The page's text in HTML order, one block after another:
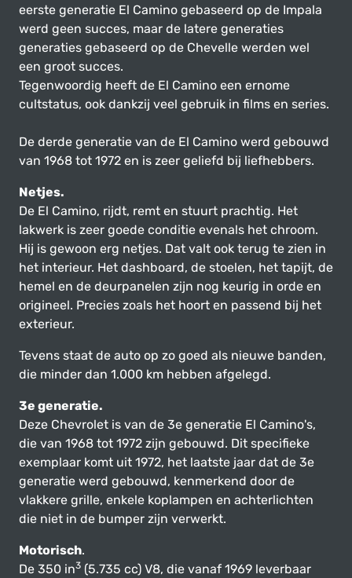
eerste generatie El Camino gebaseerd op de Impala
werd geen succes, maar de latere generaties
generaties gebaseerd op de Chevelle werden wel
een groot succes.
Tegenwoordig heeft de El Camino een ernome
cultstatus, ook dankzij veel gebruik in films en series.
De derde generatie van de El Camino werd gebouwd
van 1968 tot 1972 en is zeer geliefd bij liefhebbers.
Netjes.
De El Camino, rijdt, remt en stuurt prachtig. Het
lakwerk is zeer goede conditie evenals het chroom.
Hij is gewoon erg netjes. Dat valt ook terug te zien in
het interieur. Het dashboard, de stoelen, het tapijt, de
hemel en de deurpanelen zijn nog keurig in orde en
origineel. Precies zoals het hoort en passend bij het
exterieur.
Tevens staat de auto op zo goed als nieuwe banden,
die minder dan 1.000 km hebben afgelegd.
3e generatie.
Deze Chevrolet is van de 3e generatie El Camino's,
die van 1968 tot 1972 zijn gebouwd. Dit specifieke
exemplaar komt uit 1972, het laatste jaar dat de 3e
generatie werd gebouwd, kenmerkend door de
vlakkere grille, enkele koplampen en achterlichten
die niet in de bumper zijn verwerkt.
Motorisch.
De 350 in3 (5.735 cc) V8, die vanaf 1969 leverbaar